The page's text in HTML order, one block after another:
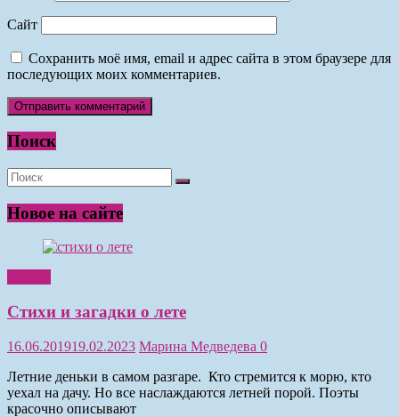
Сайт
Сохранить моё имя, email и адрес сайта в этом браузере для
последующих моих комментариев.
Поиск
Новое на сайте
Стихи и загадки о лете
16.06.201919.02.2023 Марина Медведева 0
Летние деньки в самом разгаре. Кто стремится к морю, кто
уехал на дачу. Но все наслаждаются летней порой. Поэты
красочно описывают